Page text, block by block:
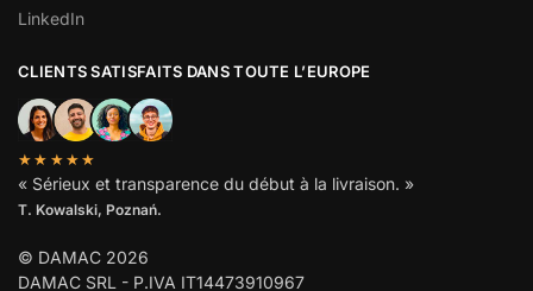
LinkedIn
CLIENTS SATISFAITS DANS TOUTE L’EUROPE
★★★★★
« Sérieux et transparence du début à la livraison. »
T. Kowalski, Poznań.
© DAMAC 2026
DAMAC SRL - P.IVA IT14473910967